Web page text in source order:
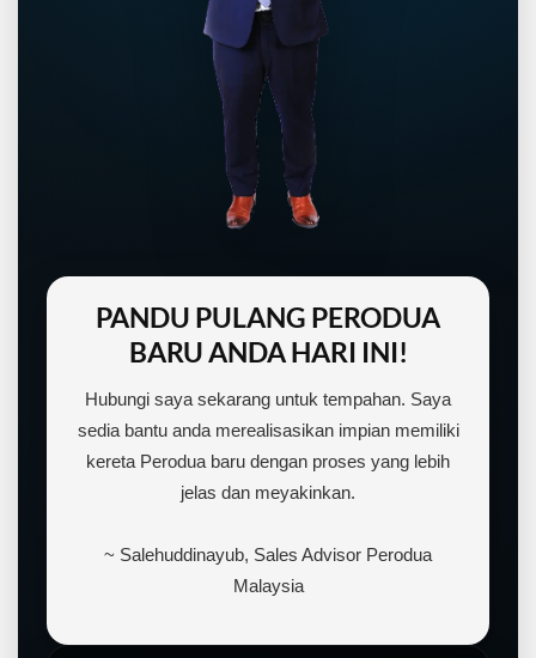
PANDU PULANG PERODUA
BARU ANDA HARI INI!
Hubungi saya sekarang untuk tempahan. Saya
sedia bantu anda merealisasikan impian memiliki
kereta Perodua baru dengan proses yang lebih
jelas dan meyakinkan.
~ Salehuddinayub, Sales Advisor Perodua
Malaysia